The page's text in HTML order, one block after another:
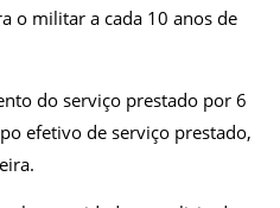
o militar a cada 10 anos de
do serviço prestado por 6
efetivo de serviço prestado,